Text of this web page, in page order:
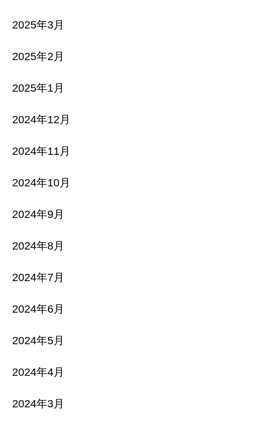
2025年3月
2025年2月
2025年1月
2024年12月
2024年11月
2024年10月
2024年9月
2024年8月
2024年7月
2024年6月
2024年5月
2024年4月
2024年3月